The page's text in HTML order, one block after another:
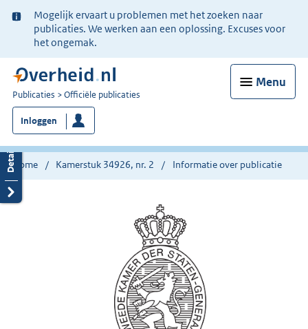
Ter
informatie:
Mogelijk ervaart u problemen met het zoeken naar
publicaties. We werken aan een oplossing. Excuses voor
het ongemak.
Menu
U
bent
nu
hier:
Publicaties Officiële publicaties
Inloggen
Home Kamerstuk 34926, nr. 2 Informatie over publicatie